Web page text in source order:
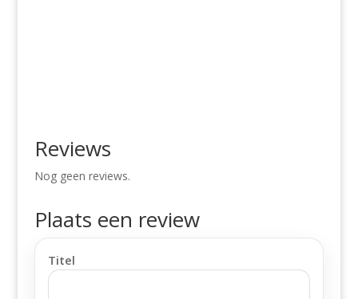
Reviews
Nog geen reviews.
Plaats een review
Titel